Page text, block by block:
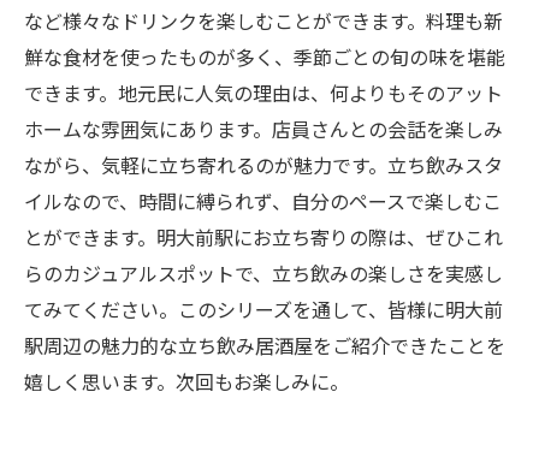
など様々なドリンクを楽しむことができます。料理も新
鮮な食材を使ったものが多く、季節ごとの旬の味を堪能
できます。地元民に人気の理由は、何よりもそのアット
ホームな雰囲気にあります。店員さんとの会話を楽しみ
ながら、気軽に立ち寄れるのが魅力です。立ち飲みスタ
イルなので、時間に縛られず、自分のペースで楽しむこ
とができます。明大前駅にお立ち寄りの際は、ぜひこれ
らのカジュアルスポットで、立ち飲みの楽しさを実感し
てみてください。このシリーズを通して、皆様に明大前
駅周辺の魅力的な立ち飲み居酒屋をご紹介できたことを
嬉しく思います。次回もお楽しみに。